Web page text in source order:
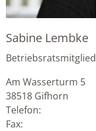
Sabine Lembke
Betriebsratsmitglied
Am Wasserturm 5
38518 Gifhorn
Telefon:
Fax: